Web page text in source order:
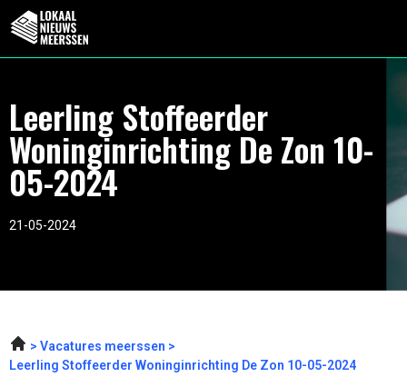
Leerling Stoffeerder
Woninginrichting De Zon 10-
05-2024
21-05-2024
Vacatures meerssen
Leerling Stoffeerder Woninginrichting De Zon 10-05-2024